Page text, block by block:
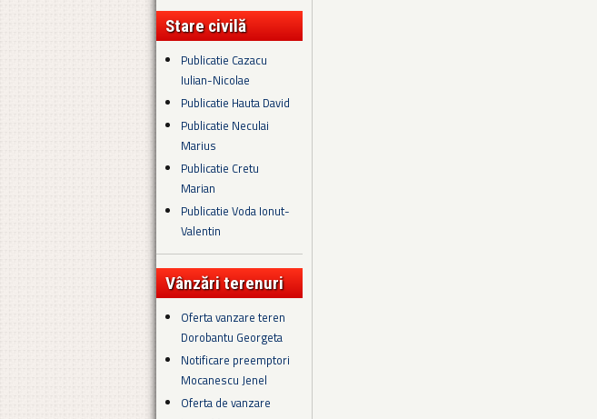
Stare civilă
Publicatie Cazacu
Iulian-Nicolae
Publicatie Hauta David
Publicatie Neculai
Marius
Publicatie Cretu
Marian
Publicatie Voda Ionut-
Valentin
Vânzări terenuri
Oferta vanzare teren
Dorobantu Georgeta
Notificare preemptori
Mocanescu Jenel
Oferta de vanzare